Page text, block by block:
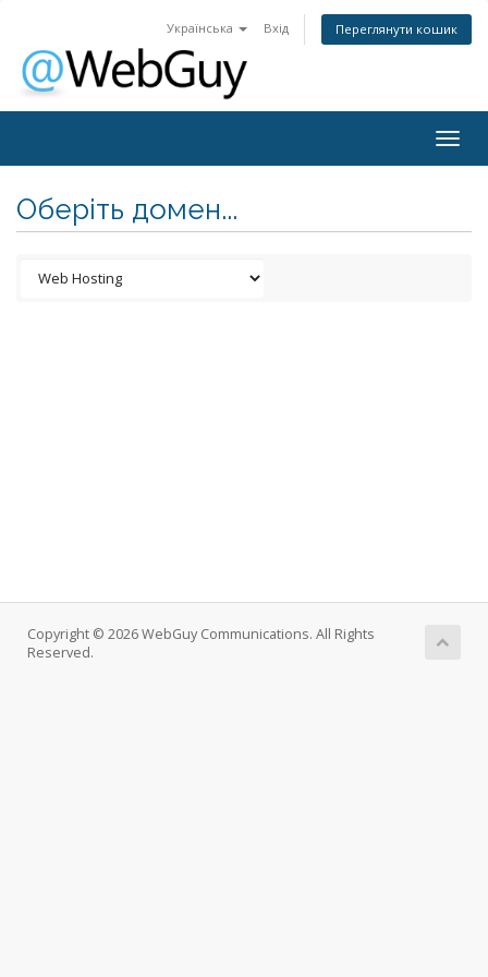
Українська Вхід Переглянути кошик
Оберіть домен...
Copyright © 2026 WebGuy Communications. All Rights
Reserved.